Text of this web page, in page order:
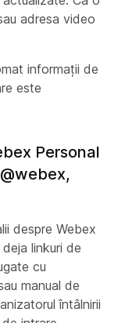
adresa video
informații de
este
Personal
despre Webex
linkuri de
cu
manual de
întâlnirii